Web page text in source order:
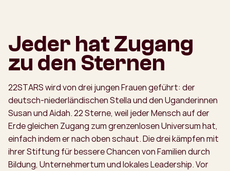
Jeder hat Zugang
zu den Sternen
22STARS wird von drei jungen Frauen geführt: der
deutsch-niederländischen Stella und den Uganderinnen
Susan und Aidah. 22 Sterne, weil jeder Mensch auf der
Erde gleichen Zugang zum grenzenlosen Universum hat,
einfach indem er nach oben schaut. Die drei kämpfen mit
ihrer Stiftung für bessere Chancen von Familien durch
Bildung, Unternehmertum und lokales Leadership. Vor